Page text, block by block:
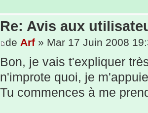
Re: Avis aux
de Arf » Mar 17 Juin 2008
Bon, je vais t'expliquer
n'improte quoi, je
Tu commences à me